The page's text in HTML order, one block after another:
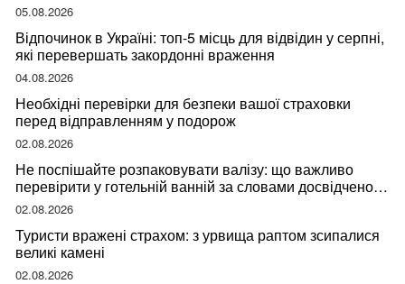
05.08.2026
Відпочинок в Україні: топ-5 місць для відвідин у серпні,
які перевершать закордонні враження
04.08.2026
Необхідні перевірки для безпеки вашої страховки
перед відправленням у подорож
02.08.2026
Не поспішайте розпаковувати валізу: що важливо
перевірити у готельній ванній за словами досвідченої
мандрівниці
02.08.2026
Туристи вражені страхом: з урвища раптом зсипалися
великі камені
02.08.2026